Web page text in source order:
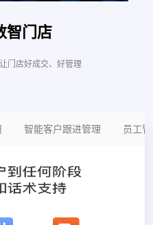
智门店
门店好成交、好管理
智能客户跟进管理 员工